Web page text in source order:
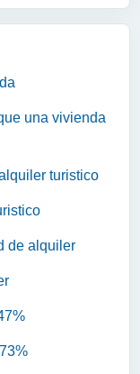
una vivienda
turistico
de alquiler